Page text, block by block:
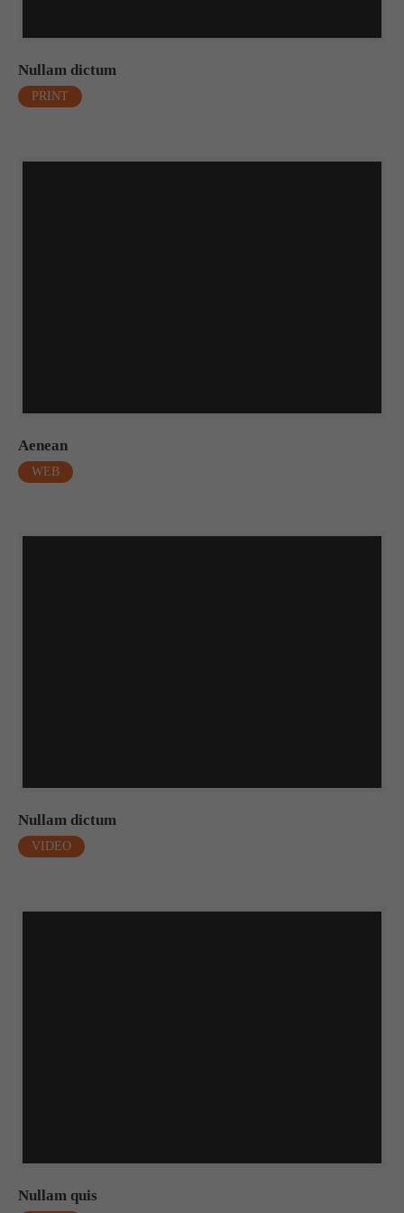
About us
Lorem ipsum dolor sit amet, consectetuer adipiscing elit.
Aenean commodo ligula eget dolor. Aenean massa. Cum
Nullam dictum
PRINT
Aenean
WEB
Nullam dictum
VIDEO
Nullam quis